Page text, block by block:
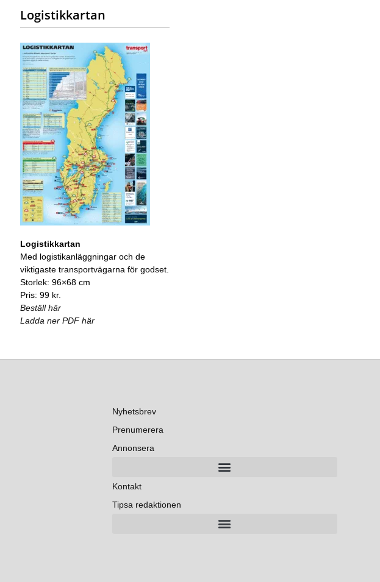
Logistikkartan
Logistikkartan
Med logistikanläggningar och de
viktigaste transportvägarna för godset.
Storlek: 96×68 cm
Pris: 99 kr.
Beställ här
Ladda ner PDF här
Nyhetsbrev
Prenumerera
Annonsera
Kontakt
Tipsa redaktionen